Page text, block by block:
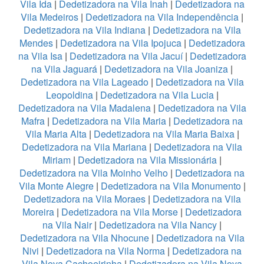
Vila Ida| Dedetizadora na Vila Inah | Dedetizadora na
Vila Medeiros | Dedetizadora na Vila Independência |
Dedetizadora na Vila Indiana| Dedetizadora na Vila
Mendes| Dedetizadora na Vila Ipojuca| Dedetizadora
na Vila Isa| Dedetizadora na Vila Jacuí| Dedetizadora
na Vila Jaguará | Dedetizadora na Vila Joaniza |
Dedetizadora na Vila Lageado| Dedetizadora na Vila
Leopoldina| Dedetizadora na Vila Lucia|
Dedetizadora na Vila Madalena| Dedetizadora na Vila
Mafra | Dedetizadora na Vila Maria | Dedetizadora na
Vila Maria Alta| Dedetizadora na Vila Maria Baixa|
Dedetizadora na Vila Mariana | Dedetizadora na Vila
Miriam | Dedetizadora na Vila Missionária |
Dedetizadora na Vila Moinho Velho | Dedetizadora na
Vila Monte Alegre| Dedetizadora na Vila Monumento|
Dedetizadora na Vila Moraes| Dedetizadora na Vila
Moreira | Dedetizadora na Vila Morse | Dedetizadora
na Vila Nair| Dedetizadora na Vila Nancy |
Dedetizadora na Vila Nhocune| Dedetizadora na Vila
Nivi | Dedetizadora na Vila Norma | Dedetizadora na